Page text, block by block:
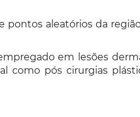
pontos aleatórios da
em lesões
como pós cirurgias